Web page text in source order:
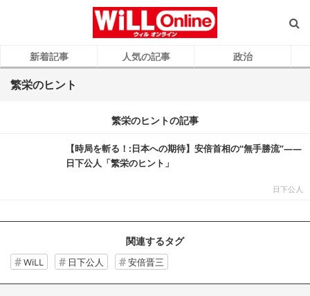
新着記事 人気の記事 政治
繁栄のヒント
繁栄のヒントの記事
【時局を斬る！:日本への期待】安倍首相の“無手勝流”――
日下公人「繁栄のヒント」
日下公人
関連するタグ
WiLL 日下公人 安倍晋三